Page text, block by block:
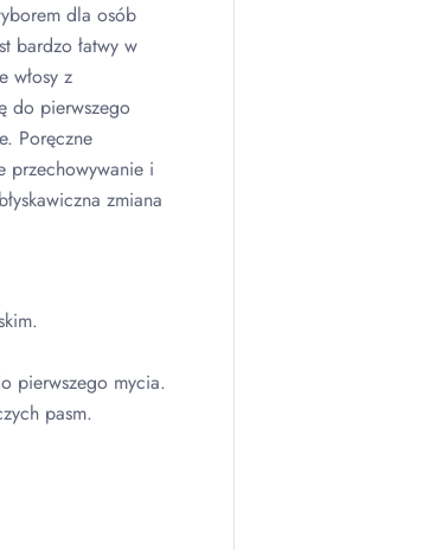
dla osób
bardzo łatwy w
włosy z
do pierwszego
Poręczne
przechowywanie i
zmiana
pierwszego mycia.
pasm.